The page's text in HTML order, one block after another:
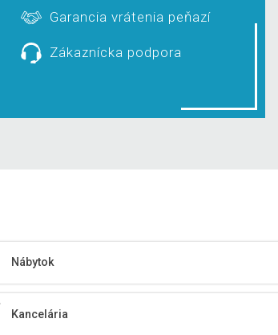
Garancia vrátenia peňazí
Zákaznícka podpora
Nábytok
Kancelária